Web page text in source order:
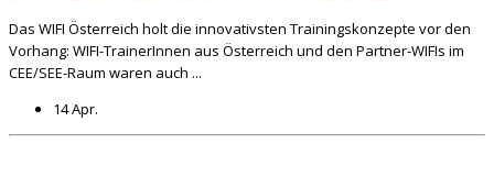
Das WIFI Österreich holt die innovativsten Trainingskonzepte vor den
Vorhang: WIFI-TrainerInnen aus Österreich und den Partner-WIFIs im
CEE/SEE-Raum waren auch ...
14 Apr.